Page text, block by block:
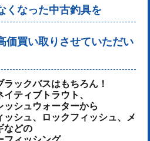
くなった中古釣具を
価買い取りさせていただい
ックバスはもちろん！
ティブトラウト、
シュウォーターから
シュ、ロックフィッシュ、メ
などの